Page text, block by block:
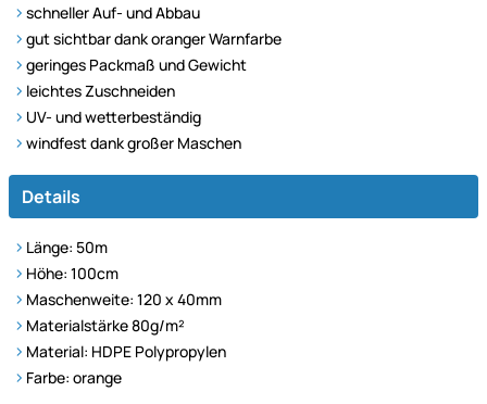
schneller Auf- und Abbau
gut sichtbar dank oranger Warnfarbe
geringes Packmaß und Gewicht
leichtes Zuschneiden
UV- und wetterbeständig
windfest dank großer Maschen
Details
Länge: 50m
Höhe: 100cm
Maschenweite: 120 x 40mm
Materialstärke 80g/m²
Material: HDPE Polypropylen
Farbe: orange